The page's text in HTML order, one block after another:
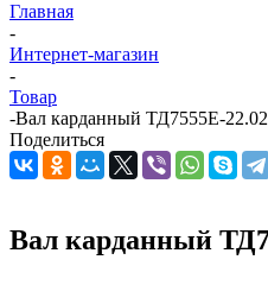
Главная
-
Интернет-магазин
-
Товар
-Вал карданный ТД7555Е-
Поделиться
Вал карданный